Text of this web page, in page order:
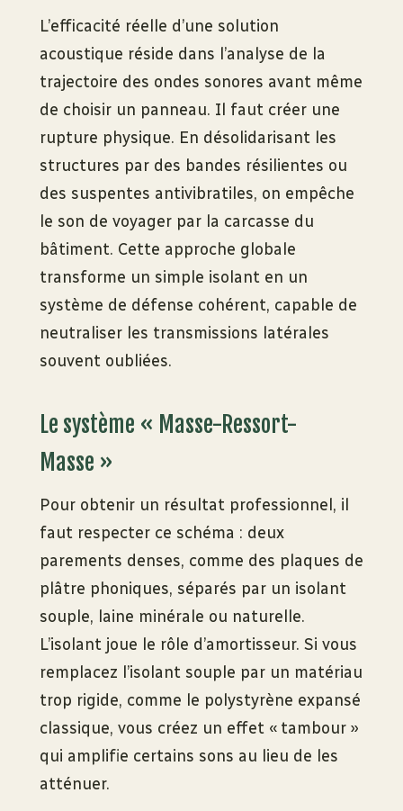
L’efficacité réelle d’une solution
acoustique réside dans l’analyse de la
trajectoire des ondes sonores avant même
de choisir un panneau. Il faut créer une
rupture physique. En désolidarisant les
structures par des bandes résilientes ou
des suspentes antivibratiles, on empêche
le son de voyager par la carcasse du
bâtiment. Cette approche globale
transforme un simple isolant en un
système de défense cohérent, capable de
neutraliser les transmissions latérales
souvent oubliées.
Le système « Masse-Ressort-
Masse »
Pour obtenir un résultat professionnel, il
faut respecter ce schéma : deux
parements denses, comme des plaques de
plâtre phoniques, séparés par un isolant
souple, laine minérale ou naturelle.
L’isolant joue le rôle d’amortisseur. Si vous
remplacez l’isolant souple par un matériau
trop rigide, comme le polystyrène expansé
classique, vous créez un effet « tambour »
qui amplifie certains sons au lieu de les
atténuer.